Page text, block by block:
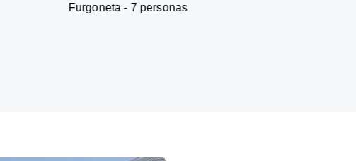
Furgoneta - 7 personas SUV -